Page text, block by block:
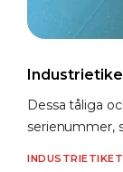
Dessa tåliga
serienummer,